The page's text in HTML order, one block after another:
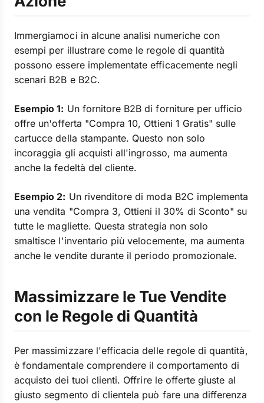
Immergiamoci in alcune analisi numeriche con
esempi per illustrare come le regole di quantità
possono essere implementate efficacemente negli
scenari B2B e B2C.
Esempio 1: Un fornitore B2B di forniture per ufficio
offre un'offerta "Compra 10, Ottieni 1 Gratis" sulle
cartucce della stampante. Questo non solo
incoraggia gli acquisti all'ingrosso, ma aumenta
anche la fedeltà del cliente.
Esempio 2: Un rivenditore di moda B2C implementa
una vendita "Compra 3, Ottieni il 30% di Sconto" su
tutte le magliette. Questa strategia non solo
smaltisce l'inventario più velocemente, ma aumenta
anche le vendite durante il periodo promozionale.
Massimizzare le Tue Vendite
con le Regole di Quantità
Per massimizzare l'efficacia delle regole di quantità,
è fondamentale comprendere il comportamento di
acquisto dei tuoi clienti. Offrire le offerte giuste al
giusto segmento di clientela può fare una differenza